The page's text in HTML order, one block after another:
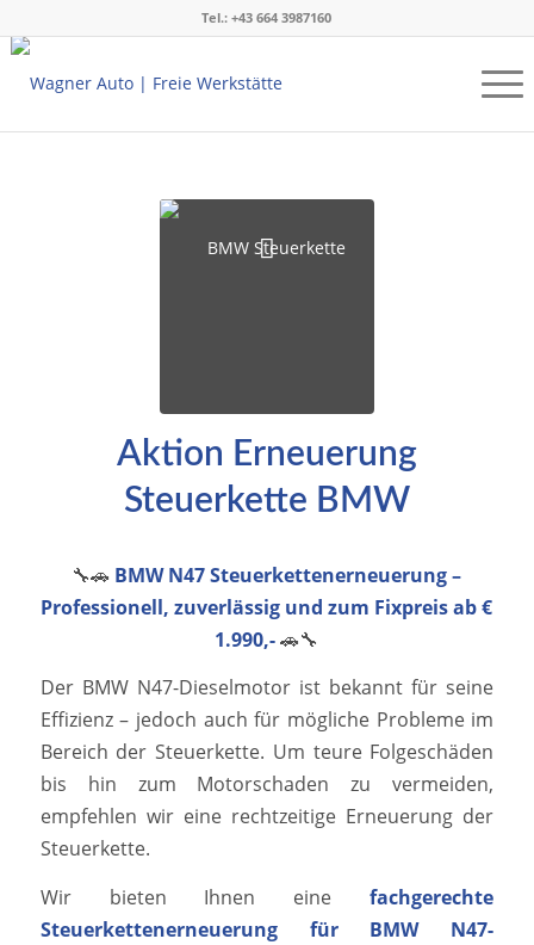
Tel.:+43 664 3987160
Aktion Erneuerung
Steuerkette BMW
🔧🚗 BMW N47 Steuerkettenerneuerung –
Professionell, zuverlässig und zum Fixpreis ab €
1.990,-🚗🔧
Der BMW N47-Dieselmotor ist bekannt für seine
Effizienz – jedoch auch für mögliche Probleme im
Bereich der Steuerkette. Um teure Folgeschäden
bis hin zum Motorschaden zu vermeiden,
empfehlen wir eine rechtzeitige Erneuerung der
Steuerkette.
Wir bieten Ihnen einefachgerechte
Steuerkettenerneuerung für BMW N47-